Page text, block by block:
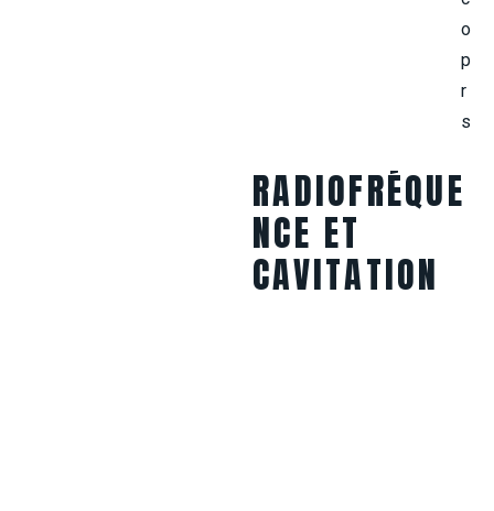
RADIOFRÉQUE
NCE ET
CAVITATION